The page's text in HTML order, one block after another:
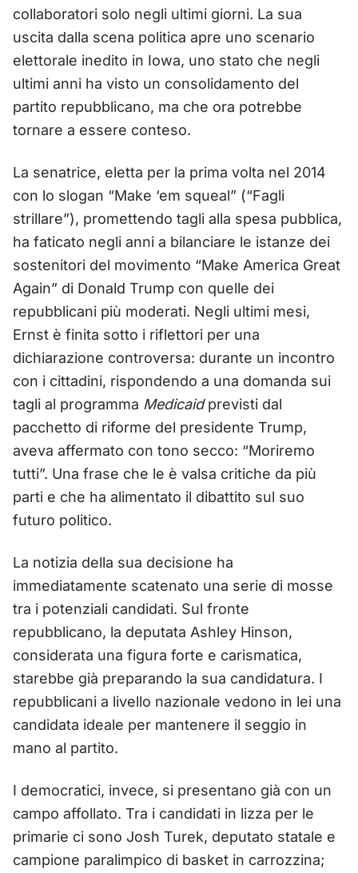
collaboratori solo negli ultimi giorni. La sua
uscita dalla scena politica apre uno scenario
elettorale inedito in Iowa, uno stato che negli
ultimi anni ha visto un consolidamento del
partito repubblicano, ma che ora potrebbe
tornare a essere conteso.
La senatrice, eletta per la prima volta nel 2014
con lo slogan “Make ‘em squeal” (“Fagli
strillare”), promettendo tagli alla spesa pubblica,
ha faticato negli anni a bilanciare le istanze dei
sostenitori del movimento “Make America Great
Again” di Donald Trump con quelle dei
repubblicani più moderati. Negli ultimi mesi,
Ernst è finita sotto i riflettori per una
dichiarazione controversa: durante un incontro
con i cittadini, rispondendo a una domanda sui
tagli al programma Medicaidprevisti dal
pacchetto di riforme del presidente Trump,
aveva affermato con tono secco: “Moriremo
tutti”. Una frase che le è valsa critiche da più
parti e che ha alimentato il dibattito sul suo
futuro politico.
La notizia della sua decisione ha
immediatamente scatenato una serie di mosse
tra i potenziali candidati. Sul fronte
repubblicano, la deputata Ashley Hinson,
considerata una figura forte e carismatica,
starebbe già preparando la sua candidatura. I
repubblicani a livello nazionale vedono in lei una
candidata ideale per mantenere il seggio in
mano al partito.
I democratici, invece, si presentano già con un
campo affollato. Tra i candidati in lizza per le
primarie ci sono Josh Turek, deputato statale e
campione paralimpico di basket in carrozzina;